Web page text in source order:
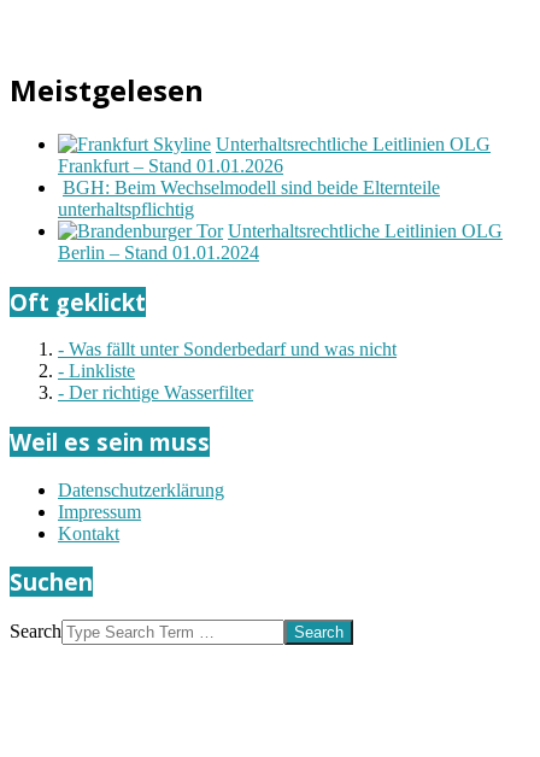
Meistgelesen
Unterhaltsrechtliche Leitlinien OLG
Frankfurt – Stand 01.01.2026
BGH: Beim Wechselmodell sind beide Elternteile
unterhaltspflichtig
Unterhaltsrechtliche Leitlinien OLG
Berlin – Stand 01.01.2024
Oft geklickt
- Was fällt unter Sonderbedarf und was nicht
- Linkliste
- Der richtige Wasserfilter
Weil es sein muss
Datenschutzerklärung
Impressum
Kontakt
Suchen
Search